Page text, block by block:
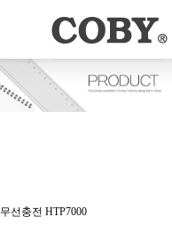
무선충전 HTP7000